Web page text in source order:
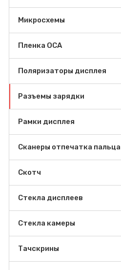
Микросхемы
Пленка OCA
Поляризаторы дисплея
Разъемы зарядки
Рамки дисплея
Сканеры отпечатка пальца
Скотч
Стекла дисплеев
Стекла камеры
Тачскрины